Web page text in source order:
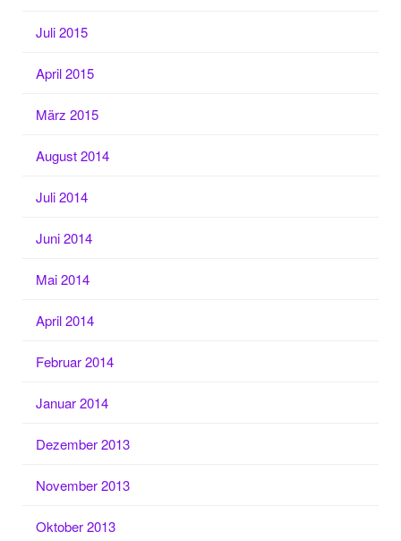
Juli 2015
April 2015
März 2015
August 2014
Juli 2014
Juni 2014
Mai 2014
April 2014
Februar 2014
Januar 2014
Dezember 2013
November 2013
Oktober 2013